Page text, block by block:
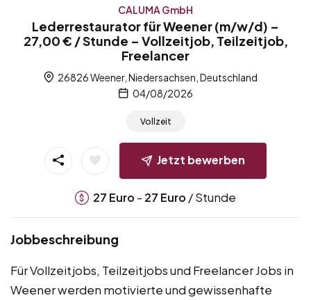
CALUMA GmbH
Lederrestaurator für Weener (m/w/d) –
27,00 € / Stunde – Vollzeitjob, Teilzeitjob,
Freelancer
26826 Weener, Niedersachsen, Deutschland
04/08/2026
Vollzeit
Jetzt bewerben
27 Euro - 27 Euro / Stunde
Jobbeschreibung
Für Vollzeitjobs, Teilzeitjobs und Freelancer Jobs in
Weener werden motivierte und gewissenhafte